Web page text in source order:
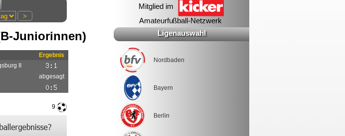
Juniorinnen)
Ergebnis
II
abgesagt
9
Ligenauswahl
Nordbaden
Bayern
Berlin